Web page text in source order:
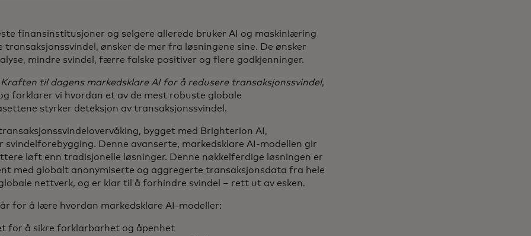
finansinstitusjoner og selgere allerede bruker AI og maskinlæring
transaksjonssvindel, ønsker de mer fra løsningene sine. De ønsker
mindre svindel, færre falske positiver og flere godkjenninger.
Kraften til dagens markedsklare AI for å redusere transaksjonssvindel,
forklarer vi hvordan et av de mest robuste globale
styrker deteksjon av transaksjonssvindel.
bygget med Brighterion AI,
svindelforebygging. Denne avanserte, markedsklare AI-modellen gir
løft enn tradisjonelle løsninger. Denne nøkkelferdige løsningen er
med globalt anonymiserte og aggregerte transaksjonsdata fra hele
nettverk, og er klar til å forhindre svindel – rett ut av esken.
for å lære hvordan markedsklare AI-modeller:
for å sikre forklarbarhet og åpenhet